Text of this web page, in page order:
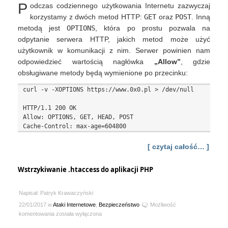
OPTIONS
może
do
wycieku
pamięci
serwera
Apache
P odczas codziennego użytkowania Internetu zazwyczaj
korzystamy z dwóch metod HTTP:GET oraz POST . Inną
metodą jestOPTIONS , która po prostu pozwala na
odpytanie serwera HTTP, jakich metod może użyć
użytkownik w komunikacji z nim. Serwer powinien nam
odpowiedzieć wartością nagłówka „Allow” , gdzie
obsługiwane metody będą wymienione po przecinku:
curl -v -XOPTIONS https://www.0x0.pl > /dev/null
HTTP/1.1 200 OK
Allow: OPTIONS, GET, HEAD, POST
[ czytaj całość… ]
Wstrzykiwanie .htaccess do aplikacji PHP
Napisał: Patryk Krawaczyński
22/01/2017 wAtaki Internetowe Bezpieczeństwo
Możliwość
komentowania Wstrzykiwanie
została wyłączona